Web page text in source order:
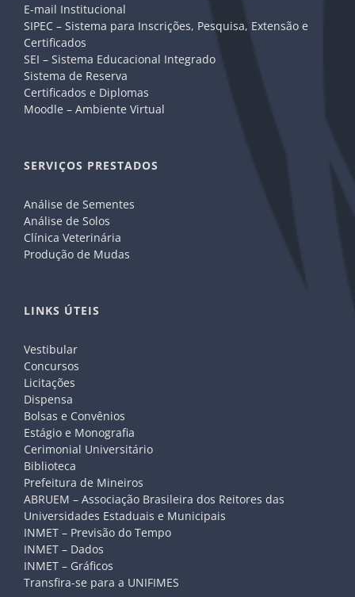
E-mail Institucional
SIPEC – Sistema para Inscrições, Pesquisa, Extensão e
Certificados
SEI – Sistema Educacional Integrado
Sistema de Reserva
Certificados e Diplomas
Moodle – Ambiente Virtual
SERVIÇOS PRESTADOS
Análise de Sementes
Análise de Solos
Clínica Veterinária
Produção de Mudas
LINKS ÚTEIS
Vestibular
Concursos
Licitações
Dispensa
Bolsas e Convênios
Estágio e Monografia
Cerimonial Universitário
Biblioteca
Prefeitura de Mineiros
ABRUEM – Associação Brasileira dos Reitores das
Universidades Estaduais e Municipais
INMET – Previsão do Tempo
INMET – Dados
INMET – Gráficos
Transfira-se para a UNIFIMES